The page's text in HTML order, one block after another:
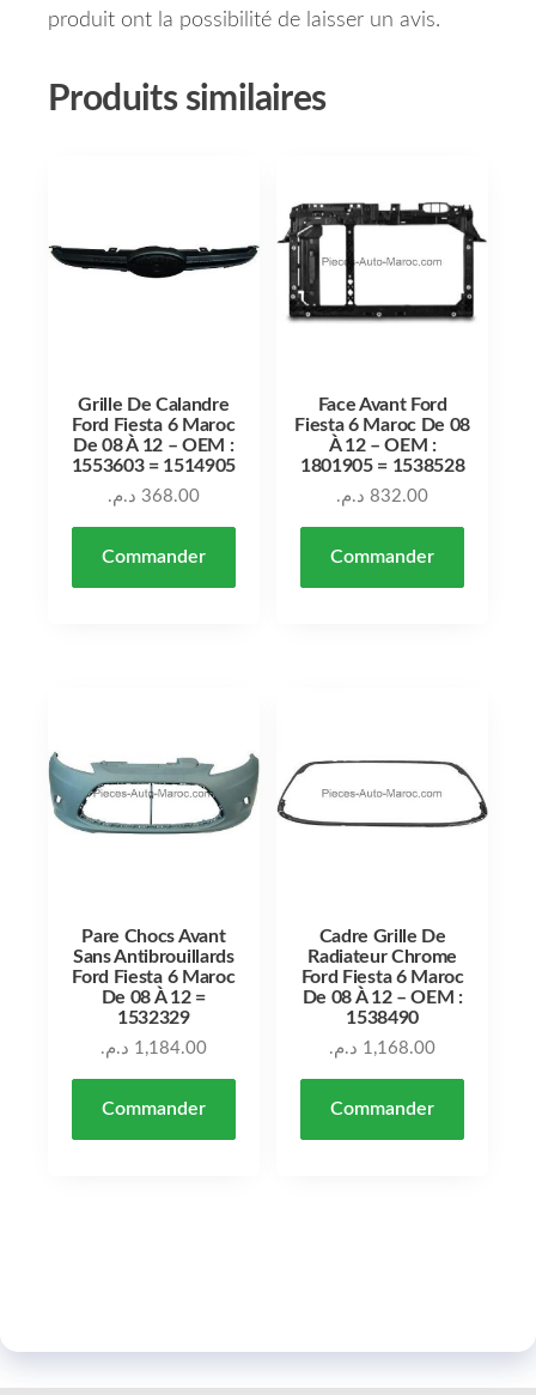
produit ont la possibilité de laisser un avis.
Produits similaires
Grille De Calandre
Ford Fiesta 6 Maroc
De 08 À 12 – OEM :
1553603 = 1514905
368.00 د.م.
Commander
Face Avant Ford
Fiesta 6 Maroc De 08
À 12 – OEM :
1801905 = 1538528
832.00 د.م.
Commander
Pare Chocs Avant
Sans Antibrouillards
Ford Fiesta 6 Maroc
De 08 À 12 =
1532329
1,184.00 د.م.
Commander
Cadre Grille De
Radiateur Chrome
Ford Fiesta 6 Maroc
De 08 À 12 – OEM :
1538490
1,168.00 د.م.
Commander